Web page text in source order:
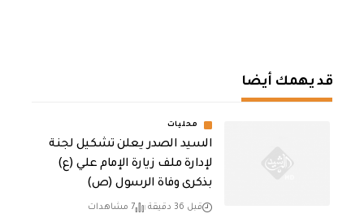
قد يهمك أيضا
محليات
السيد الصدر يعلن تشكيل لجنة
لإدارة ملف زيارة الإمام علي (ع)
بذكرى وفاة الرسول (ص)
قبل 36 دقيقة 7 مشاهدات